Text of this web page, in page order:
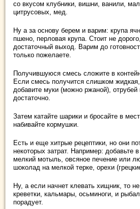
со вкусом клубники, вишни, ванили,
цитрусовых, мед.
Ну а за основу берем и варим: крупа
пшено, перловая крупа. Стоит не
достаточный выход. Варим до
только пожелаете.
Получившуюся смесь сложите в
Если смесь получится слишком жидкая,
добавите муки (можно ржаной), отрубей
достаточно.
Затем катайте шарики и бросайте в
набивайте кормушки.
Есть и еще хитрые рецептики, но они
некоторых затрат. Например: добавьте
мелкий мотыль, овсяное печение или
шоколад на мелкой терке, орехи
Ну, а если начнет клевать хищник, то
креветки, кальмары, осьминоги, и
порадует.